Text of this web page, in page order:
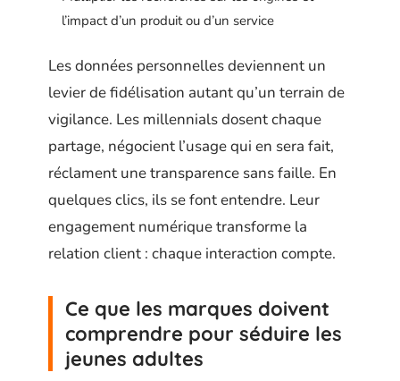
l’impact d’un produit ou d’un service
Les données personnelles deviennent un
levier de fidélisation autant qu’un terrain de
vigilance. Les millennials dosent chaque
partage, négocient l’usage qui en sera fait,
réclament une transparence sans faille. En
quelques clics, ils se font entendre. Leur
engagement numérique transforme la
relation client : chaque interaction compte.
Ce que les marques doivent
comprendre pour séduire les
jeunes adultes